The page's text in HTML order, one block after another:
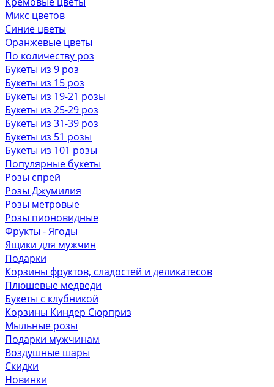
Микс цветов
Синие цветы
Оранжевые цветы
По количеству роз
Букеты из 9 роз
Букеты из 15 роз
Букеты из 19-21 розы
Букеты из 25-29 роз
Букеты из 31-39 роз
Букеты из 51 розы
Букеты из 101 розы
Популярные букеты
Розы спрей
Розы Джумилия
Розы метровые
Розы пионовидные
Фрукты - Ягоды
Ящики для мужчин
Подарки
Корзины фруктов, сладостей и деликатесов
Плюшевые медведи
Букеты с клубникой
Корзины Киндер Сюрприз
Мыльные розы
Подарки мужчинам
Воздушные шары
Скидки
Новинки